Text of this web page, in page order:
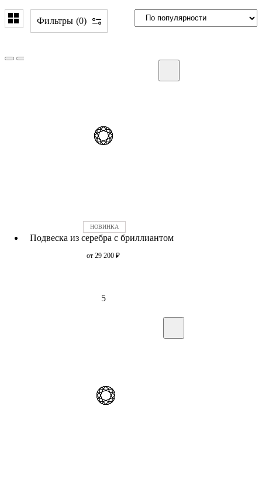
Фильтры 0
Подвеска из серебра с бриллиантом
от 29 200 ₽
5